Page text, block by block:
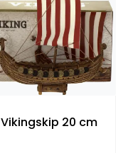
Vikingskip 20 cm